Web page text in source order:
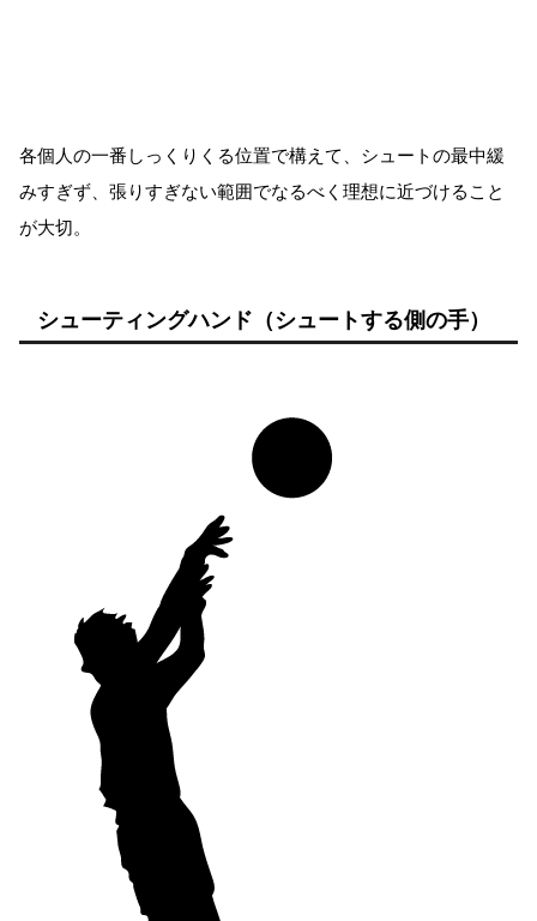
各個人の一番しっくりくる位置で構えて、シュートの最中緩
みすぎず、張りすぎない範囲でなるべく理想に近づけること
が大切。
シューティングハンド（シュートする側の手）